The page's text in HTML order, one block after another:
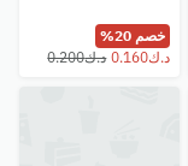
خصم 20%
⁦د.ك0.200⁩